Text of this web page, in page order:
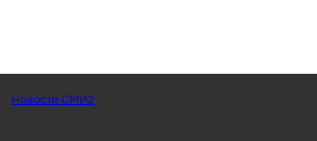
Новости СМИ2